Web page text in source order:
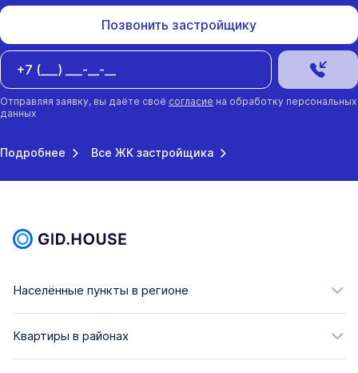
Позвонить застройщику
Отправляя заявку, вы даёте своё согласие на обработку персональных
данных
Подробнее Все ЖК застройщика
Населённые пункты в регионе
Квартиры в районах